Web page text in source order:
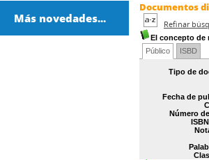
Documentos
Refinar
El concepto de
Público
ISBD
Tipo de
Fecha de
Número
Más novedades...